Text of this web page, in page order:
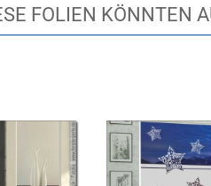
FOLIEN KÖNNTEN